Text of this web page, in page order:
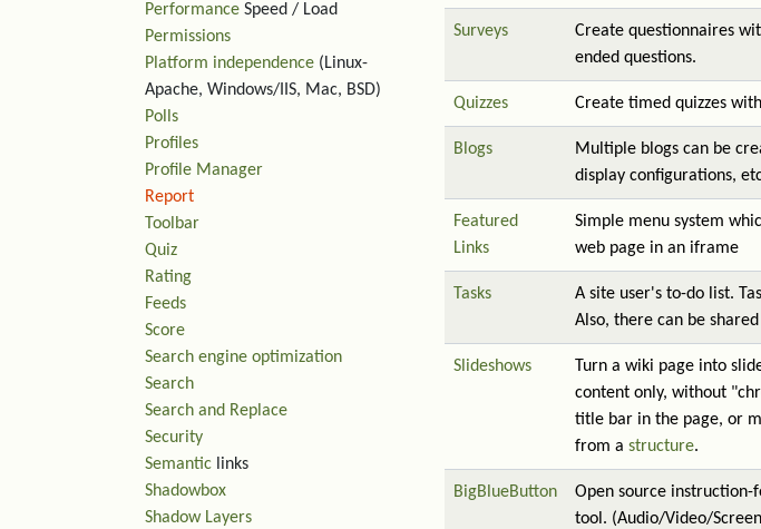
Surveys
Create questionnaires
ended questions.
Quizzes Create timed quizzes
Blogs
Multiple blogs can be
display configurations,
Featured
Links
Simple menu system
web page in an iframe
Tasks
A site user's to-do list.
Also, there can be
Slideshows
Turn a wiki page into
content only, without
title bar in the page, or
from a structure.
BigBlueButton
Open source
tool. (Audio/Video/
Performance Speed / Load
Permissions
Platform independence (Linux-
Apache, Windows/IIS, Mac, BSD)
Polls
Profiles
Profile Manager
Report
Toolbar
Quiz
Rating
Feeds
Score
Search engine optimization
Search
Search and Replace
Security
Semantic links
Shadowbox
Shadow Layers